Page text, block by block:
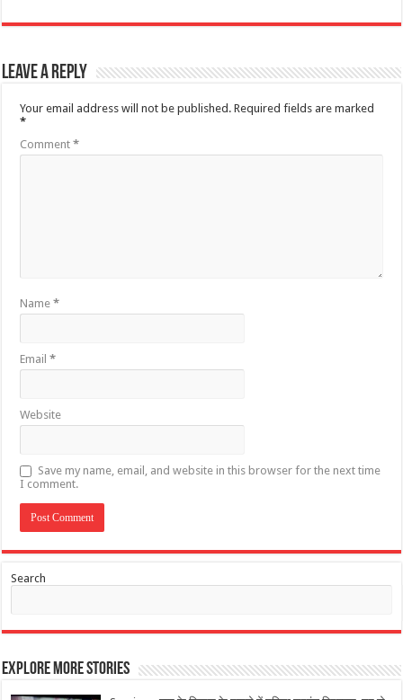
Leave a Reply
Your email address will not be published. Required fields are marked
*
Comment*
Name*
Email*
Website
Save my name, email, and website in this browser for the next time
I comment.
Search
Explore More Stories